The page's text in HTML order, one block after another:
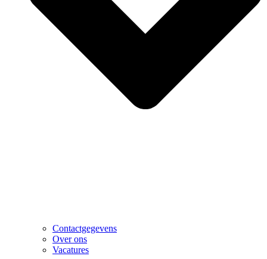
Contactgegevens
Over ons
Vacatures